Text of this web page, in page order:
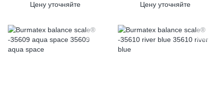
Цену уточняйте
Цену уточняйте